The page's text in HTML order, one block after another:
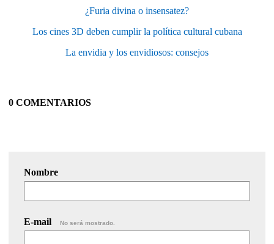
¿Furia divina o insensatez?
Los cines 3D deben cumplir la política cultural cubana
La envidia y los envidiosos: consejos
0 COMENTARIOS
Nombre
E-mail No será mostrado.